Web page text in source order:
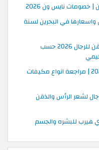
نايس ون 2026
واسعارها في البحرين لسنة
كيف تقرر افضل ماكينة حلاقة الذقن للرجال 2026 حسب
تعرف على افضل مكيف شباك 2026 | مراجعة انواع مكيفات
لشعر الرأس والذقن
هيرب للبشره والجسم